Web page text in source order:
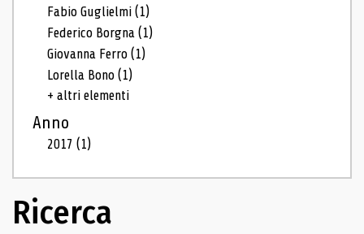
Fabio Guglielmi(1)
Federico Borgna(1)
Giovanna Ferro(1)
Lorella Bono(1)
+ altri elementi
Anno
2017(1)
Ricerca